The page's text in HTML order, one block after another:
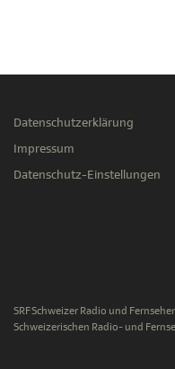
Datenschutzerklärung
Impressum
Datenschutz-Einstellungen
SRF Schweizer Radio und
Schweizerischen Radio- und